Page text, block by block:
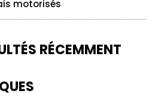
motorisés
RÉCEMMENT